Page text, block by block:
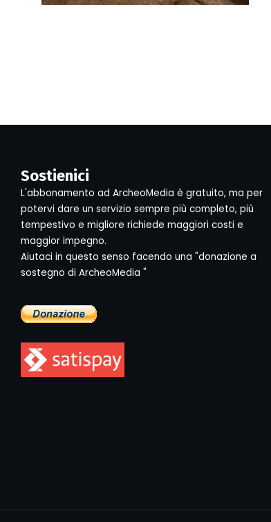
Sostienici
L'abbonamento ad ArcheoMedia è gratuito, ma per
potervi dare un servizio sempre più completo, più
tempestivo e migliore richiede maggiori costi e
maggior impegno.
Aiutaci in questo senso facendo una "donazione a
sostegno di ArcheoMedia "